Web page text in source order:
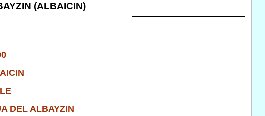
(ALBAICIN)
DEL ALBAYZIN